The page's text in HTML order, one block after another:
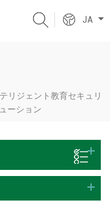
JA
リジェント教育セキュリ
ーション